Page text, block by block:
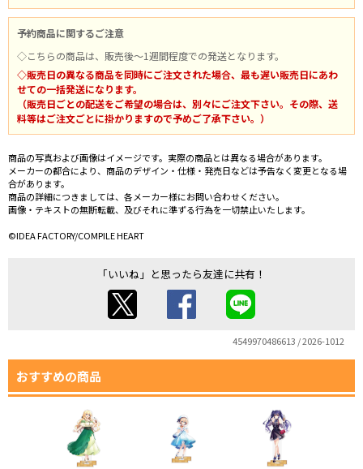
予約商品に関するご注意
◇こちらの商品は、販売後～1週間程度での発送となります。
◇販売日の異なる商品を同時にご注文された場合、最も遅い販売日にあわ
せての一括発送になります。
（販売日ごとの配送をご希望の場合は、別々にご注文下さい。その際、送
料等はご注文ごとに掛かりますので予めご了承下さい。）
商品の写真および画像はイメージです。実際の商品とは異なる場合があります。
メーカーの都合により、商品のデザイン・仕様・発売日などは予告なく変更となる場
合があります。
商品の詳細につきましては、各メーカー様にお問い合わせください。
画像・テキストの無断転載、及びそれに準ずる行為を一切禁止いたします。
©IDEA FACTORY/COMPILE HEART
「いいね」と思ったら友達に共有！
4549970486613 / 2026-1012
おすすめの商品